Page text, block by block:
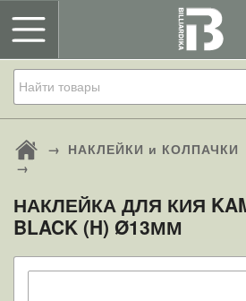
→ НАКЛЕЙКИ и КОЛПАЧКИ
→
НАКЛЕЙКА ДЛЯ КИЯ
BLACK (H) Ø13ММ